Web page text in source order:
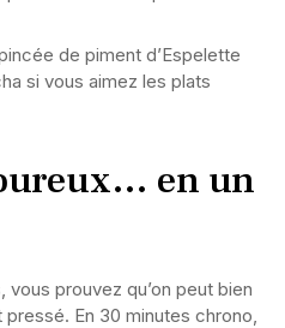
de piment d’Espelette
si vous aimez les plats
en un
prouvez qu’on peut bien
En 30 minutes chrono,